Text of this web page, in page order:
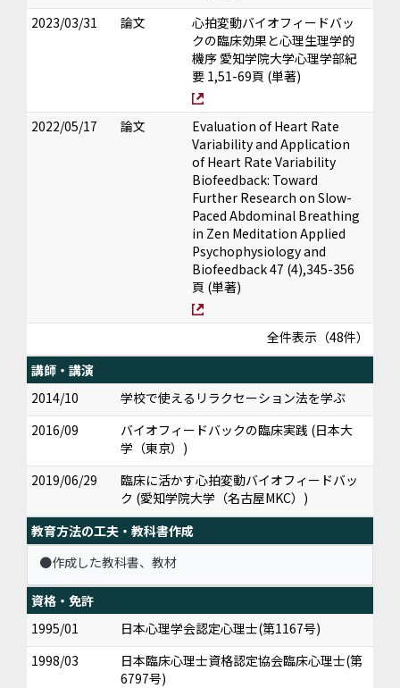
2023/03/31
論文
心拍変動バイオフィードバッ
クの臨床効果と心理生理学的
機序 愛知学院大学心理学部紀
要 1,51-69頁 (単著)
2022/05/17 論文
Evaluation of Heart Rate
Variability and Application
of Heart Rate Variability
Biofeedback: Toward
Further Research on Slow-
Paced Abdominal Breathing
in Zen Meditation Applied
Psychophysiology and
Biofeedback 47 (4),345-356
頁 (単著)
全件表示（48件）
講師・講演
2014/10
学校で使えるリラクセーション法を学ぶ
2016/09
バイオフィードバックの臨床実践 (日本大
学（東京）)
2019/06/29
臨床に活かす心拍変動バイオフィードバッ
ク (愛知学院大学（名古屋MKC）)
教育方法の工夫・教科書作成
●作成した教科書、教材
資格・免許
1995/01
日本心理学会認定心理士(第1167号)
1998/03
日本臨床心理士資格認定協会臨床心理士(第
6797号)